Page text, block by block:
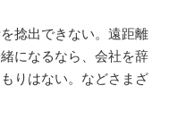
捻出できない。遠距離
になるなら、会社を辞
りはない。などさまざ